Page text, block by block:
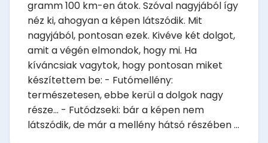
gramm 100 km-en átok. Szóval nagyjából így
néz ki, ahogyan a képen látszódik. Mit
nagyjából, pontosan ezek. Kivéve két dolgot,
amit a végén elmondok, hogy mi. Ha
kíváncsiak vagytok, hogy pontosan miket
készítettem be: - Futómellény:
természetesen, ebbe kerül a dolgok nagy
része... - Futódzseki: bár a képen nem
látszódik, de már a mellény hátsó részében ...